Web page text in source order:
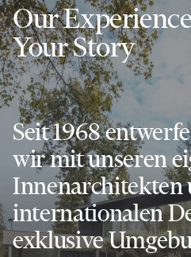
Our
Your Story
Seit 1968
wir mit unseren
Innenarchitekten
internationalen
exklusive